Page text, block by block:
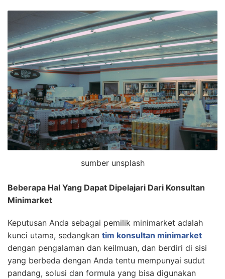
sumber unsplash
Beberapa Hal Yang Dapat Dipelajari Dari Konsultan
Minimarket
Keputusan Anda sebagai pemilik minimarket adalah
kunci utama, sedangkan tim konsultan minimarket
dengan pengalaman dan keilmuan, dan berdiri di sisi
yang berbeda dengan Anda tentu mempunyai sudut
pandang, solusi dan formula yang bisa digunakan